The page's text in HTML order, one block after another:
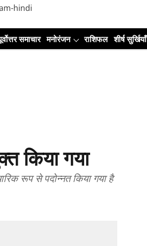
समाचार मनोरंजन राशिफल शीर्ष सुर्खियाँ
किया गया
रूप से पदोन्नत किया गया है